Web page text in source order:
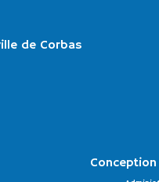
de Corbas
Conception